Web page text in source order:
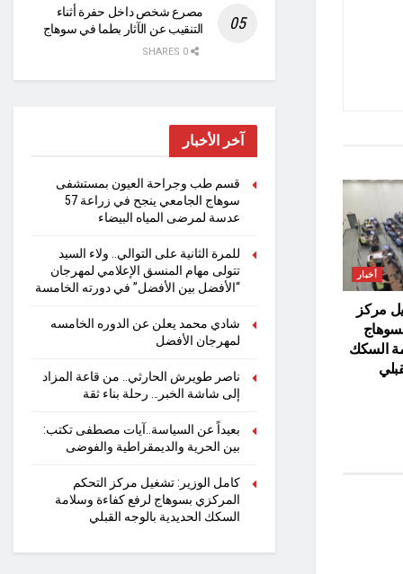
أخبار
مركز
السكك
مصرع شخص داخل حفرة أثناء
التنقيب عن الآثار بطما في سوهاج
آخر الأخبار
قسم طب وجراحة العيون بمستشفى
سوهاج الجامعي ينجح في زراعة 57
عدسة لمرضى المياه البيضاء
للمرة الثانية على التوالي.. ولاء السيد
تتولى مهام المنسق الإعلامي لمهرجان
“الأفضل بين الأفضل” في دورته الخامسة
شادي محمد يعلن عن الدوره الخامسه
لمهرجان الأفضل
ناصر طويرش الحارثي.. من قاعة المزاد
إلى شاشة الخبر… رحلة بناء ثقة
بعيداً عن السياسة..آيات مصطفى تكتب:
بين الحرية والديمقراطية والفوضى
كامل الوزير: تشغيل مركز التحكم
المركزي بسوهاج لرفع كفاءة وسلامة
السكك الحديدية بالوجه القبلي